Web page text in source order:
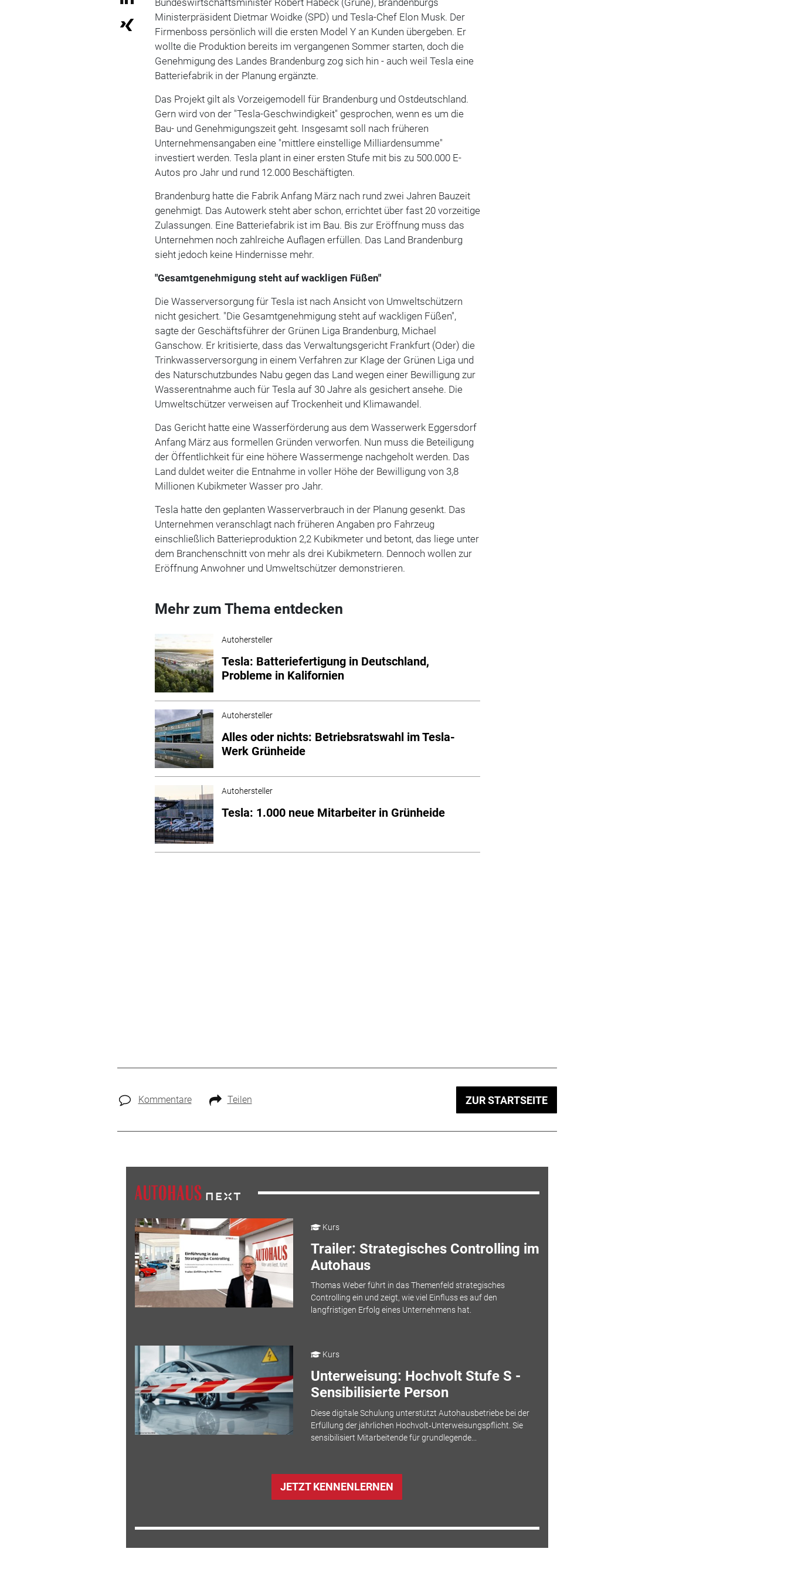
Ministerpräsident Dietmar Woidke (SPD) und Tesla-Chef Elon Musk. Der
Firmenboss persönlich will die ersten Model Y an Kunden übergeben. Er
wollte die Produktion bereits im vergangenen Sommer starten, doch die
Genehmigung des Landes Brandenburg zog sich hin - auch weil Tesla eine
Batteriefabrik in der Planung ergänzte.
Das Projekt gilt als Vorzeigemodell für Brandenburg und Ostdeutschland.
Gern wird von der "Tesla-Geschwindigkeit" gesprochen, wenn es um die
Bau- und Genehmigungszeit geht. Insgesamt soll nach früheren
Unternehmensangaben eine "mittlere einstellige Milliardensumme"
investiert werden. Tesla plant in einer ersten Stufe mit bis zu 500.000 E-
Autos pro Jahr und rund 12.000 Beschäftigten.
Brandenburg hatte die Fabrik Anfang März nach rund zwei Jahren Bauzeit
genehmigt. Das Autowerk steht aber schon, errichtet über fast 20 vorzeitige
Zulassungen. Eine Batteriefabrik ist im Bau. Bis zur Eröffnung muss das
Unternehmen noch zahlreiche Auflagen erfüllen. Das Land Brandenburg
sieht jedoch keine Hindernisse mehr.
"Gesamtgenehmigung steht auf wackligen Füßen"
Die Wasserversorgung für Tesla ist nach Ansicht von Umweltschützern
nicht gesichert. "Die Gesamtgenehmigung steht auf wackligen Füßen",
sagte der Geschäftsführer der Grünen Liga Brandenburg, Michael
Ganschow. Er kritisierte, dass das Verwaltungsgericht Frankfurt (Oder) die
Trinkwasserversorgung in einem Verfahren zur Klage der Grünen Liga und
des Naturschutzbundes Nabu gegen das Land wegen einer Bewilligung zur
Wasserentnahme auch für Tesla auf 30 Jahre als gesichert ansehe. Die
Umweltschützer verweisen auf Trockenheit und Klimawandel.
Das Gericht hatte eine Wasserförderung aus dem Wasserwerk Eggersdorf
Anfang März aus formellen Gründen verworfen. Nun muss die Beteiligung
der Öffentlichkeit für eine höhere Wassermenge nachgeholt werden. Das
Land duldet weiter die Entnahme in voller Höhe der Bewilligung von 3,8
Millionen Kubikmeter Wasser pro Jahr.
Tesla hatte den geplanten Wasserverbrauch in der Planung gesenkt. Das
Unternehmen veranschlagt nach früheren Angaben pro Fahrzeug
einschließlich Batterieproduktion 2,2 Kubikmeter und betont, das liege unter
dem Branchenschnitt von mehr als drei Kubikmetern. Dennoch wollen zur
Eröffnung Anwohner und Umweltschützer demonstrieren.
Mehr zum Thema entdecken
Autohersteller
Tesla: Batteriefertigung in Deutschland,
Probleme in Kalifornien
Autohersteller
Alles oder nichts: Betriebsratswahl im Tesla-
Werk Grünheide
Autohersteller
Tesla: 1.000 neue Mitarbeiter in Grünheide
Kommentare Teilen ZUR STARTSEITE
Kurs
Trailer: Strategisches Controlling im
Autohaus
Thomas Weber führt in das Themenfeld strategisches
Controlling ein und zeigt, wie viel Einfluss es auf den
langfristigen Erfolg eines Unternehmens hat.
Kurs
Unterweisung: Hochvolt Stufe S -
Sensibilisierte Person
Diese digitale Schulung unterstützt Autohausbetriebe bei der
Erfüllung der jährlichen Hochvolt‑Unterweisungspflicht. Sie
sensibilisiert Mitarbeitende für grundlegende...
JETZT KENNENLERNEN